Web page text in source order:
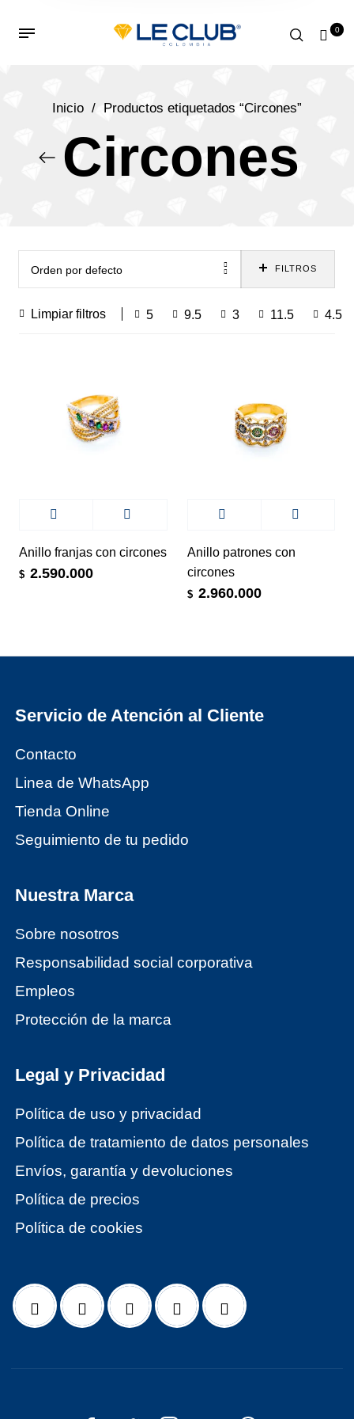
0
Inicio / Productos etiquetados “Circones”
Circones
Orden por defecto FILTROS
Limpiar filtros 5 9.5 3 11.5 4.5
Anillo franjas con circones
$ 2.590.000
Anillo patrones con
circones
$ 2.960.000
Servicio de Atención al Cliente
Contacto
Linea de WhatsApp
Tienda Online
Seguimiento de tu pedido
Nuestra Marca
Sobre nosotros
Responsabilidad social corporativa
Empleos
Protección de la marca
Legal y Privacidad
Política de uso y privacidad
Política de tratamiento de datos personales
Envíos, garantía y devoluciones
Política de precios
Política de cookies